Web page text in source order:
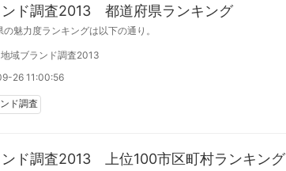
ド調査2013 都道府県ランキング
魅力度ランキングは以下の通り。
地域ブランド調査2013
26 11:00:56
ド調査
ド調査2013 上位100市区町村ランキング